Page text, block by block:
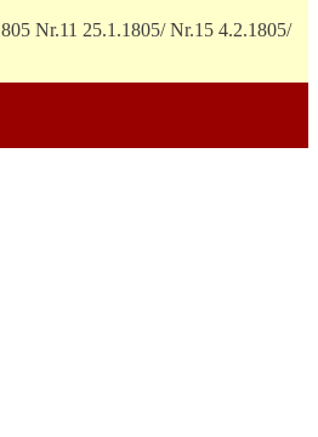
Nr.11 25.1.1805/ Nr.15 4.2.1805/